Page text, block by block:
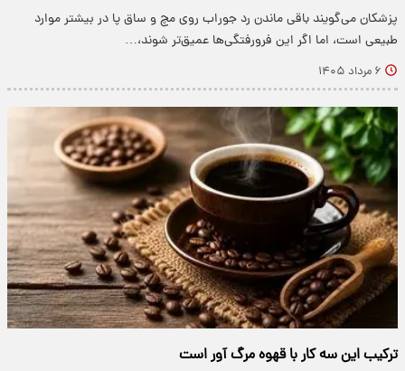
پزشکان می‌گویند باقی ماندن رد جوراب روی مچ و ساق پا در بیشتر موارد
طبیعی است، اما اگر این فرورفتگی‌ها عمیق‌تر شوند،…
۶ مرداد ۱۴۰۵
ترکیب این سه کار با قهوه مرگ آور است